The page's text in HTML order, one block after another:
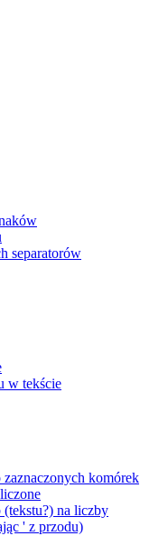
separatorów
w tekście
komórek
na liczby
' z przodu)